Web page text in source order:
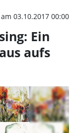
03.10.2017 00:00
Ein
aufs